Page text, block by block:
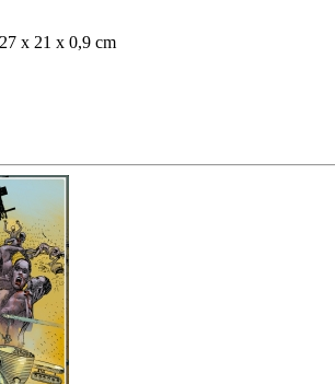
x 21 x 0,9 cm